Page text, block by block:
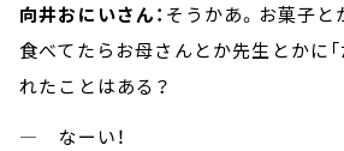
向井おにいさん： そうかあ。お菓子
食べてたらお母さんとか先生とかに
れたことはある？
― なーい！